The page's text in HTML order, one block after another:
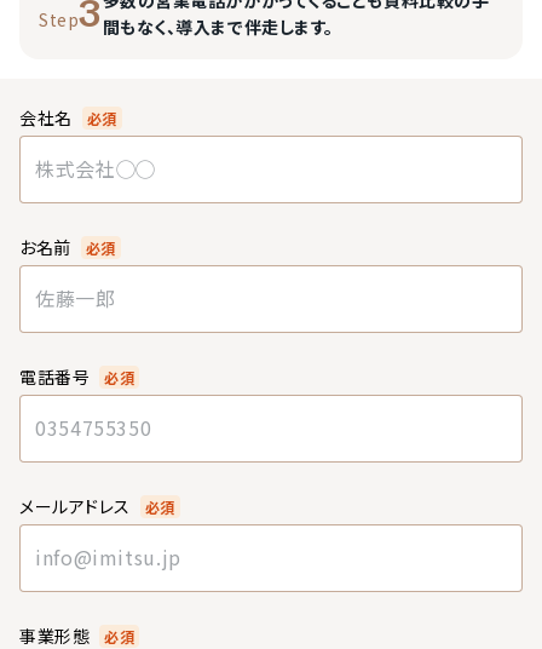
Step3 間もなく、導入まで伴走します。
会社名 必須
お名前 必須
電話番号 必須
メールアドレス 必須
事業形態 必須